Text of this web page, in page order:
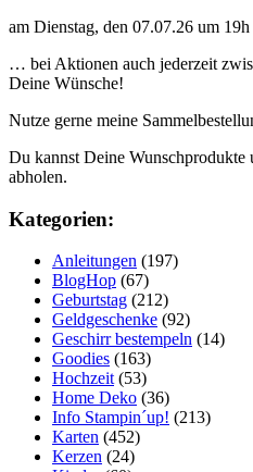
am Dienstag, den 07.07.26 um 19h
… bei Aktionen auch jederzeit
Deine Wünsche!
Nutze gerne meine
Du kannst Deine
abholen.
Kategorien:
Anleitungen (197)
BlogHop (67)
Geburtstag (212)
Geldgeschenke (92)
Geschirr bestempeln (14)
Goodies (163)
Hochzeit(53)
Home Deko (36)
Info Stampin´up! (213)
Karten (452)
Kerzen (24)